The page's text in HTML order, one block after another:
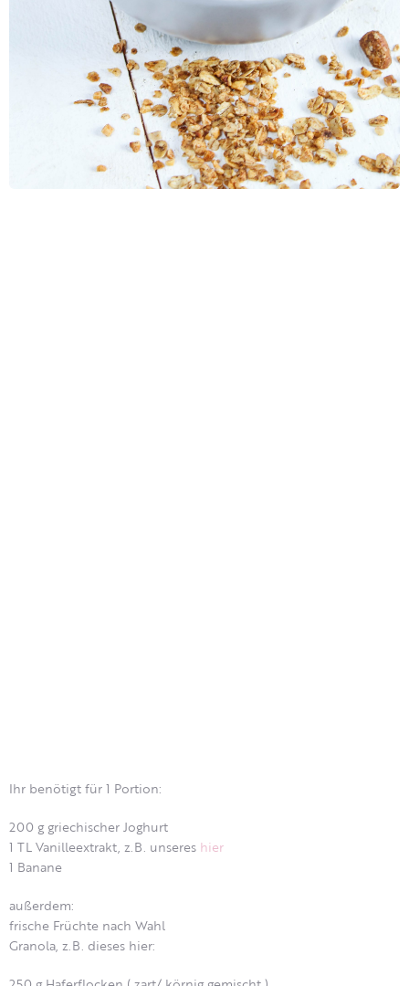
Ihr benötigt für 1 Portion:
200 g griechischer Joghurt
1 TL Vanilleextrakt, z.B. unseres hier
1 Banane
außerdem:
frische Früchte nach Wahl
Granola, z.B. dieses hier: